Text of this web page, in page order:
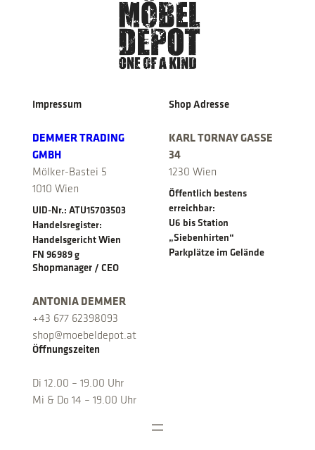
Impressum
DEMMER TRADING
GMBH
Mölker-Bastei 5
1010 Wien
UID-Nr.: ATU15703503
Handelsregister:
Handelsgericht Wien
FN 96989 g
Shop Adresse
KARL TORNAY GASSE
34
1230 Wien
Öffentlich bestens
erreichbar:
U6 bis Station
„Siebenhirten“
Parkplätze im Gelände
Shopmanager / CEO
ANTONIA DEMMER
+43 677 62398093
shop@moebeldepot.at
Öffnungszeiten
Di 12.00 – 19.00 Uhr
Mi & Do 14 – 19.00 Uhr